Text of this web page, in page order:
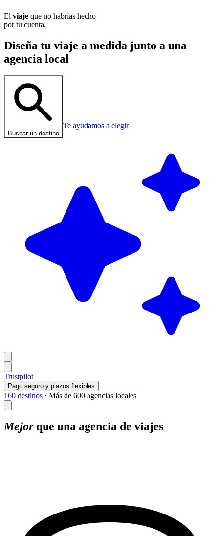
El viaje que no habrías hecho
por tu cuenta.
Diseña tu viaje a medida junto a una
agencia local
Buscar un destino
Te ayudamos a elegir
Trustpilot
Pago seguro y plazos flexibles
160 destinos · Más de 600 agencias locales
Mejorque una agencia de viajes